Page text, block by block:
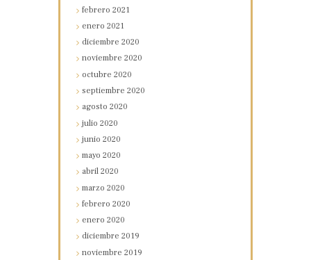
febrero2021
enero2021
diciembre2020
noviembre2020
octubre2020
septiembre2020
agosto2020
julio2020
junio2020
mayo2020
abril2020
marzo2020
febrero2020
enero2020
diciembre2019
noviembre2019